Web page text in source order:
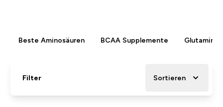
Beste Aminosäuren BCAA Supplemente Glutamin
Filter Sortieren